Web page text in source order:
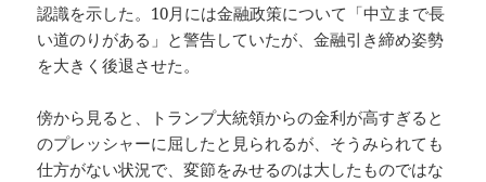
認識を示した。10月には金融政策について「中立まで長
い道のりがある」と警告していたが、金融引き締め姿勢
を大きく後退させた。
傍から見ると、トランプ大統領からの金利が高すぎると
のプレッシャーに屈したと見られるが、そうみられても
仕方がない状況で、変節をみせるのは大したものではな